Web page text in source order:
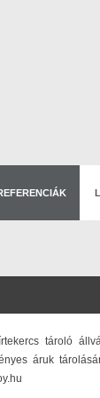
tároló
áruk